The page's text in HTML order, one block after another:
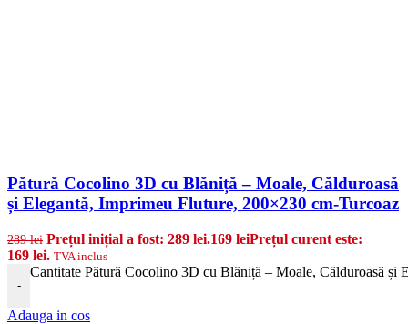
Pătură Cocolino 3D cu Blăniță – Moale, Călduroasă
și Elegantă, Imprimeu Fluture, 200×230 cm-Turcoaz
289lei Prețul inițial a fost: 289 lei.169 leiPrețul curent este:
169 lei. TVA inclus
-
Cantitate Pătură Cocolino 3D cu Blăniță – Moale, Călduroasă și
Adauga in cos